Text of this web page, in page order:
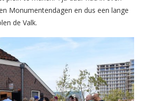
Monumentendagen en dus een lange
de Valk.